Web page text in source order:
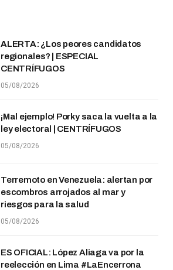
ALERTA: ¿Los peores candidatos
regionales? | ESPECIAL
CENTRÍFUGOS
05/08/2026
¡Mal ejemplo! Porky saca la vuelta a la
ley electoral | CENTRÍFUGOS
05/08/2026
Terremoto en Venezuela: alertan por
escombros arrojados al mar y
riesgos para la salud
05/08/2026
ES OFICIAL: López Aliaga va por la
reelección en Lima #LaEncerrona